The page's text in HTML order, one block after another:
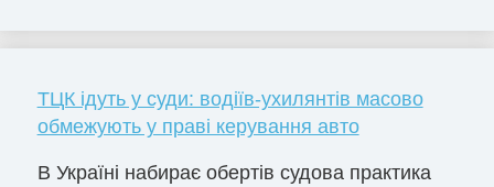
ТЦК ідуть у суди: водіїв-ухилянтів масово
обмежують у праві керування авто
В Україні набирає обертів судова практика